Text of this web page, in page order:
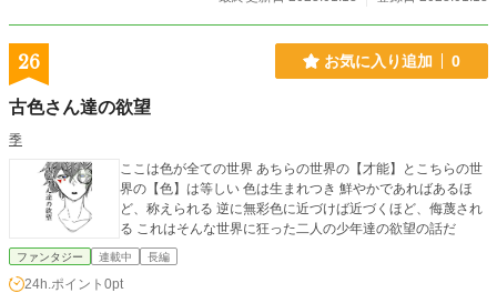
26 お気に入り追加 0
古色さん達の欲望
季
ここは色が全ての世界 あちらの世界の【才能】とこちらの世
界の【色】は等しい 色は生まれつき 鮮やかであればあるほ
ど、称えられる 逆に無彩色に近づけば近づくほど、侮蔑され
る これはそんな世界に狂った二人の少年達の欲望の話だ
ファンタジー 連載中 長編
24h.ポイント 0pt